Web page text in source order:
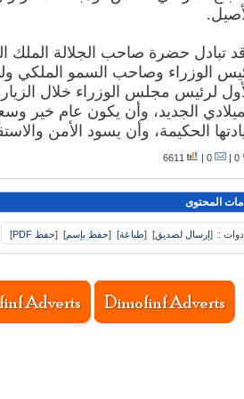
تبادل حضرة صاحب الجلالة
الوزراء وصاحب السمو الملكي ولي
لرئيس مجلس الوزراء خلال الزيارة
الجديد، وأن يكون عام خير
الحكيمة، وأن يسود الأمن
0 |
0 |
المحتوى
:
[إرسال لصديق]
[طباعة]
[حفظ بإسم]
[حفظ PDF ]